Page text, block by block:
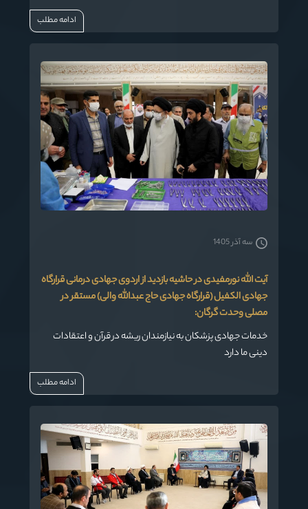
ادامه مطلب
آیت الله نورمفیدی در حاشیه بازدید از اردوی جهادی درمانی قرارگاه
جهادی الکفیل (قرارگاه جهادی حاج عبدالله والی) مستقر در
مصلی وحدت گرگان:
خدمات جهادی پزشکان به نیازمندان ریشه در قرآن و اعتقادات
دینی ما دارد
سه آذر 1405
ادامه مطلب